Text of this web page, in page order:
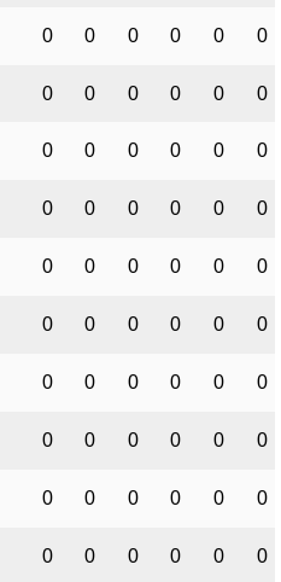
0 0 0 0 0 0
0 0 0 0 0 0
0 0 0 0 0 0
0 0 0 0 0 0
0 0 0 0 0 0
0 0 0 0 0 0
0 0 0 0 0 0
0 0 0 0 0 0
0 0 0 0 0 0
0 0 0 0 0 0